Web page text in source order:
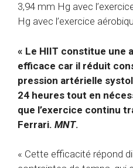
3,94 mm Hg avec
Hg avec l’exercice
« Le HIIT constitue une
efficace car il réduit
pression artérielle
24 heures tout en
que l’exercice continu
Ferrari. MNT.
« Cette efficacité répond